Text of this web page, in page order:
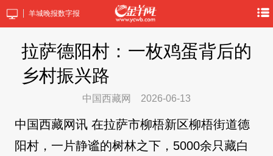
羊城晚报数字报
拉萨德阳村：一枚鸡蛋背后的
乡村振兴路
中国西藏网 2026-06-13
中国西藏网讯 在拉萨市柳梧新区柳梧街道德
阳村，一片静谧的树林之下，5000余只藏白